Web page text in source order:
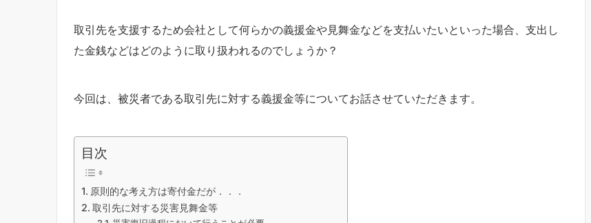
取引先を支援するため会社として何らかの義援金や見舞金などを支払いたいといった場合、支出し
た金銭などはどのように取り扱われるのでしょうか？
今回は、被災者である取引先に対する義援金等についてお話させていただきます。
目次
原則的な考え方は寄付金だが．．．
取引先に対する災害見舞金等